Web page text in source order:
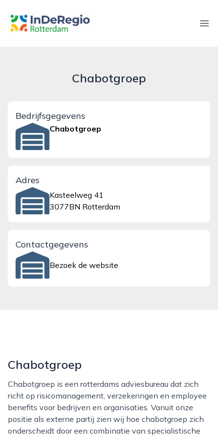
inderegiorotterdam.nl
Chabotgroep
Bedrijfsgegevens
Chabotgroep
Adres
Kasteelweg 41
3077BN Rotterdam
Contactgegevens
Bezoek de website
Chabotgroep
Chabotgroep is een rotterdams adviesbureau dat zich
richt op risicomanagement, verzekeringen en employee
benefits voor bedrijven en organisaties. Vanuit onze
positie als externe partij zien wij hoe chabotgroep zich
onderscheidt door een combinatie van specialistische